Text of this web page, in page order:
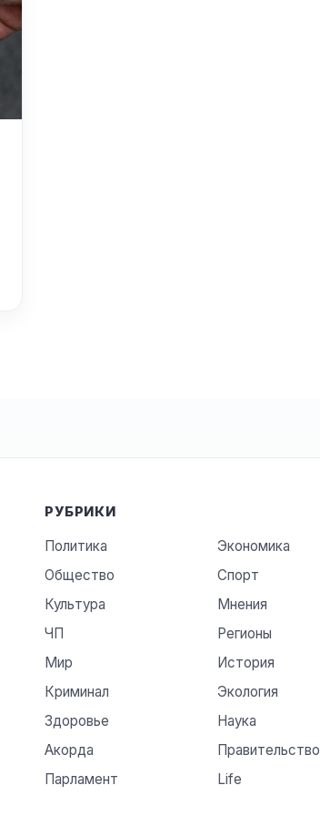
РУБРИКИ
Политика
Экономика
Общество
Спорт
Культура
Мнения
ЧП
Регионы
Мир
История
Криминал
Экология
Здоровье
Наука
Акорда
Правительство
Парламент
Life